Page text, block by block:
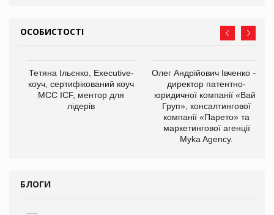
ОСОБИСТОСТІ
Тетяна Ільєнко, Executive-
коуч, сертифікований коуч
МСС ICF, ментор для
лідерів
Олег Андрійович Івченко —
директор патентно-
юридичної компанії «Вайз
Груп», консалтингової
компанії «Парето» та
маркетингової агенції
Myka Agency.
БЛОГИ